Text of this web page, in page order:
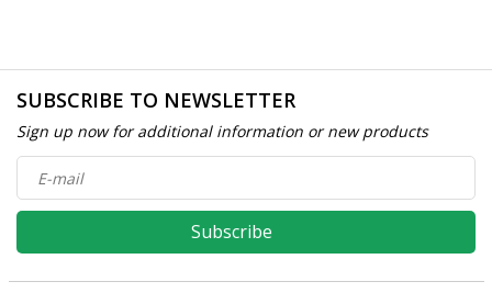
SUBSCRIBE TO NEWSLETTER
Sign up now for additional information or new products
Subscribe